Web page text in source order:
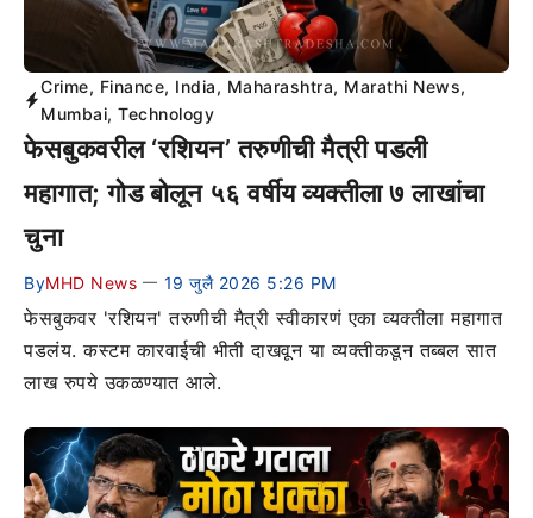
Crime, Finance, India, Maharashtra, Marathi News,
Mumbai, Technology
फेसबुकवरील ‘रशियन’ तरुणीची मैत्री पडली
महागात; गोड बोलून ५६ वर्षीय व्यक्तीला ७ लाखांचा
चुना
ByMHD News — 19 जुलै 2026 5:26 PM
फेसबुकवर 'रशियन' तरुणीची मैत्री स्वीकारणं एका व्यक्तीला महागात
पडलंय. कस्टम कारवाईची भीती दाखवून या व्यक्तीकडून तब्बल सात
लाख रुपये उकळण्यात आले.